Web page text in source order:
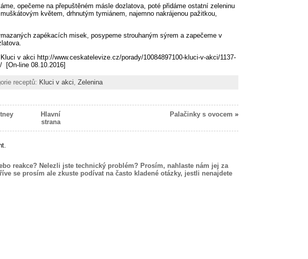
opečeme na přepuštěném másle dozlatova, poté přidáme ostatní zeleninu
květem, drhnutým tymiánem, najemno nakrájenou pažitkou,
zapékacích misek, posypeme strouhaným sýrem a zapečeme v
v akci http://www.ceskatelevize.cz/porady/10084897100-kluci-v-akci/1137-
[On-line 08.10.2016]
receptů: Kluci v akci Zelenina
Hlavní
strana
Palačinky s ovocem »
reakce? Nelezli jste technický problém? Prosím, nahlaste nám jej za
se prosím ale zkuste podívat na často kladené otázky, jestli nenajdete